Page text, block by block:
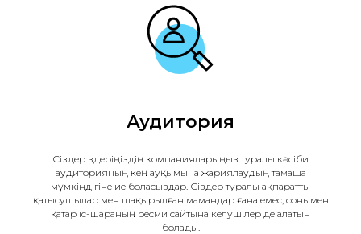
Аудитория
Сіздер өздеріңіздің компанияларыңыз туралы кәсіби
аудиторияның кең ауқымына жариялаудың тамаша
мүмкіндігіне ие боласыздар. Сіздер туралы ақпаратты
қатысушылар мен шақырылған мамандар ғана емес, сонымен
қатар іс-шараның ресми сайтына келушілер де алатын
болады.